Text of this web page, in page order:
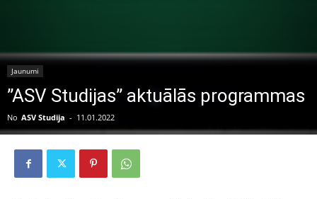
Jaunumi
”ASV Studijas” aktuālās programmas
No ASV Studija - 11.01.2022